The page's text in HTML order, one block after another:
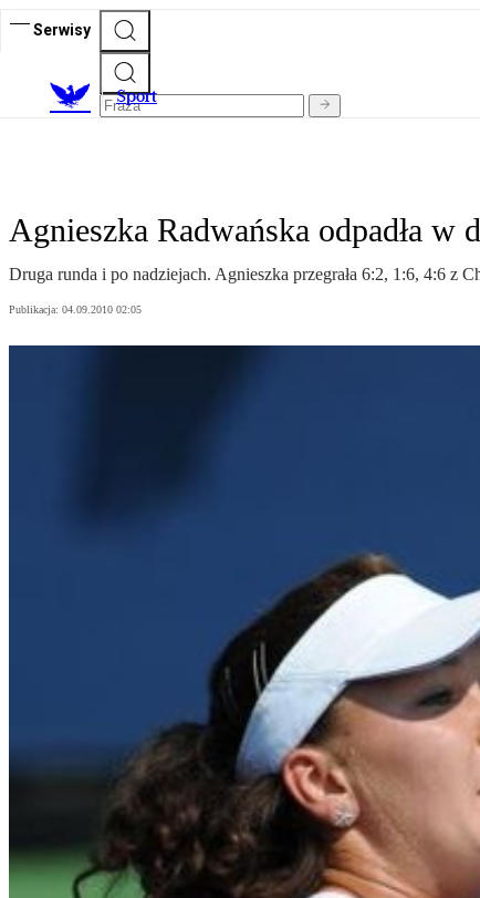
Serwisy
Sport
Agnieszka Radwańska odpadła w
Druga runda i po nadziejach. Agnieszka przegrała 6:2, 1:6, 4:6 z
Publikacja: 04.09.2010 02:05